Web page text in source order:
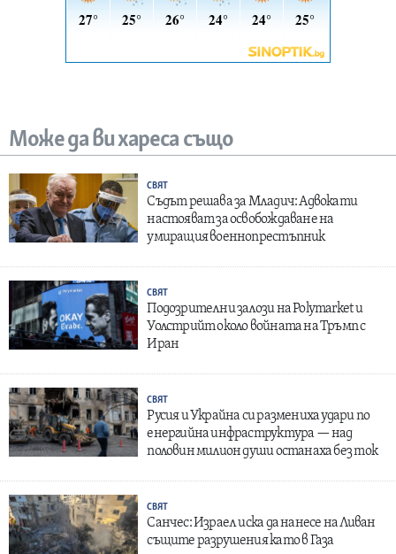
Може да ви хареса също
СВЯТ
Съдът решава за Младич: Адвокати
настояват за освобождаване на
умиращия военнопрестъпник
СВЯТ
Подозрителни залози на Polymarket и
Уолстрийт около войната на Тръмп с
Иран
СВЯТ
Русия и Украйна си размениха удари по
енергийна инфраструктура — над
половин милион души останаха без ток
СВЯТ
Санчес: Израел иска да нанесе на Ливан
същите разрушения като в Газа